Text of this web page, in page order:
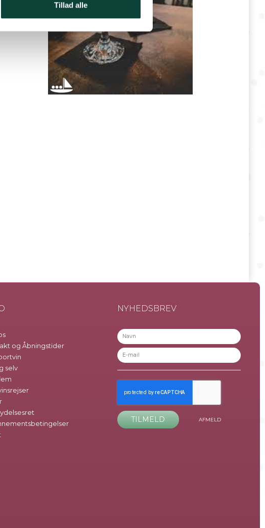
Tillad alle
og Åbningstider
selv
NYHEDSBREV
TILMELD AFMELD